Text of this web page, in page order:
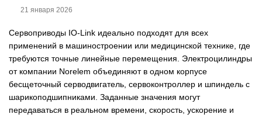
21 января 2026
Сервоприводы IO-Link идеально подходят для всех
применений в машиностроении или медицинской технике, где
требуются точные линейные перемещения. Электроцилиндры
от компании Norelem объединяют в одном корпусе
бесщеточный серводвигатель, сервоконтроллер и шпиндель с
шарикоподшипниками. Заданные значения могут
передаваться в реальном времени, скорость, ускорение и